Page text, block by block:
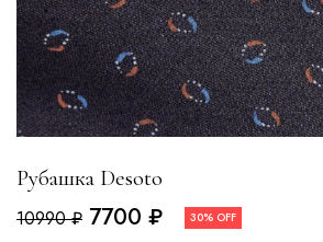
Рубашка Desoto
10990₽ 7700 ₽ 30% OFF